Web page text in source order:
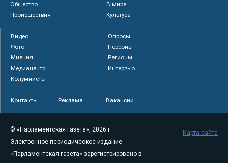
Общество
В мире
Происшествия
Культура
Видео
Опросы
Фото
Персоны
Мнения
Регионы
Медиацентр
Интервью
Колумнисты
Контакты Реклама Вакансии
© «Парламентская газета», 2026 г.
Электронное периодическое издание
«Парламентская газета» зарегистрировано в
Карта сайта